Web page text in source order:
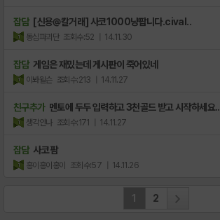
잡담 [신용@칼거래] 사코1000냥팝니다.cival..
동심파괴단 조회수:52 | 14.11.30
잡담 게임은 재밌는데 게시판이 죽어있네
이봐윌슨 조회수:213 | 14.11.27
친구추가 멘토에 두두 입력하고 3천골드 받고 시작하세요..
생각안나 조회수:171 | 14.11.27
잡담 사코 팜
홍이홍이홍이 조회수:57 | 14.11.26
1 2